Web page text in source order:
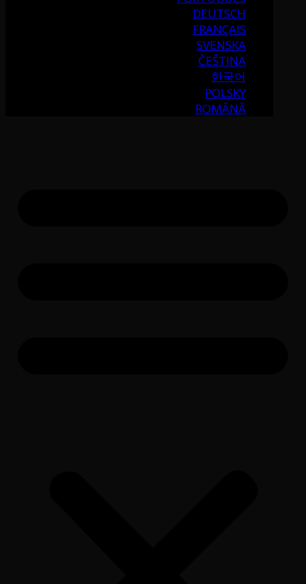
DEUTSCH
FRANÇAIS
SVENSKA
ČEŠTINA
한국어
POLSKY
ROMÂNĂ